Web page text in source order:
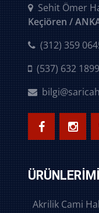
Sehit Ömer
Keçiören /
(312) 359
(537) 632 1899
Akrilik Cami